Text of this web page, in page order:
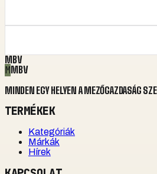
MBV
MMBV
MINDEN EGY HELYEN A MEZŐGAZDASÁG
TERMÉKEK
Kategóriák
Márkák
Hírek